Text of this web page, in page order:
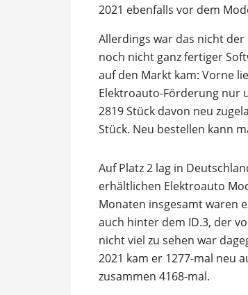
2021 ebenfalls vor dem
Allerdings war das nicht
noch nicht ganz fertiger
auf den Markt kam: Vorne
Elektroauto-Förderung nur
2819 Stück davon neu
Stück. Neu bestellen kann
Auf Platz 2 lag in
erhältlichen Elektroauto
Monaten insgesamt waren
auch hinter dem ID.3, der
nicht viel zu sehen war
2021 kam er 1277-mal neu
zusammen 4168-mal.